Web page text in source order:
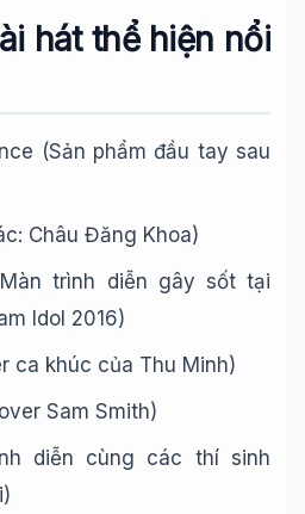
hát thể hiện nổi
(Sản phẩm đầu tay sau
Châu Đăng Khoa)
trình diễn gây sốt tại
Idol 2016)
ca khúc của Thu Minh)
Sam Smith)
diễn cùng các thí sinh